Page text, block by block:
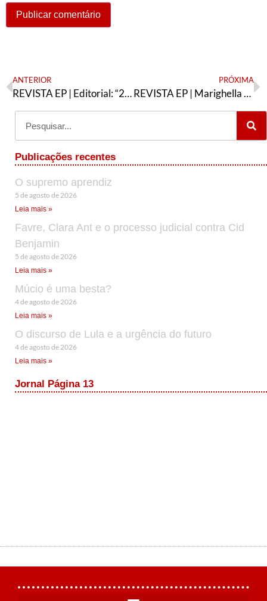
ANTERIOR
REVISTA EP | Editorial: “2022: um ano especial”
PRÓXIMA
REVISTA EP | Marighella e as lições para os que lutam hoje
Publicações recentes
O supremo aprendiz
5 de agosto de 2026
Leia mais »
Favre, Clara Ant e o processo judicial contra Cid
Benjamin
5 de agosto de 2026
Leia mais »
Múcio é uma besta?
4 de agosto de 2026
Leia mais »
O discurso de Lula e a urgência do futuro
4 de agosto de 2026
Leia mais »
Jornal Página 13